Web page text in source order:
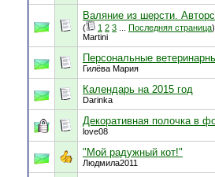
Валяние из шерсти.
( 1 2 3 Последняя страница)
Martini
Персональные
Гилёва Мария
Календарь на 2015 год
Darinka
Декоративная полочка в
love08
"Мой радужный кот!"
Людмила2011